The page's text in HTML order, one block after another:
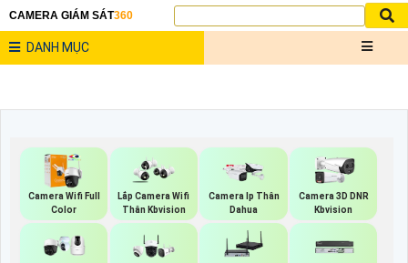
CAMERA GIÁM SÁT360
DANH MỤC
Camera Wifi Full
Color
Lắp Camera Wifi
Thân Kbvision
Camera Ip Thân
Dahua
Camera 3D DNR
Kbvision